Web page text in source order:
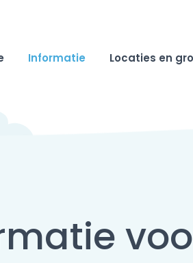
Informatie Locaties en